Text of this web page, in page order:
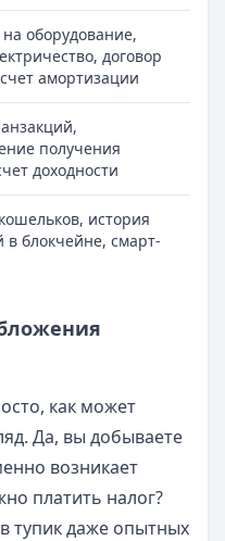
оборудование,
договор
амортизации
получения
доходности
история
в блокчейне, смарт-
как может
Да, вы добываете
возникает
платить налог?
тупик даже опытных